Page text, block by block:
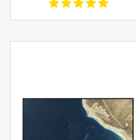
GB+1TB SSD/GF
MX350 2